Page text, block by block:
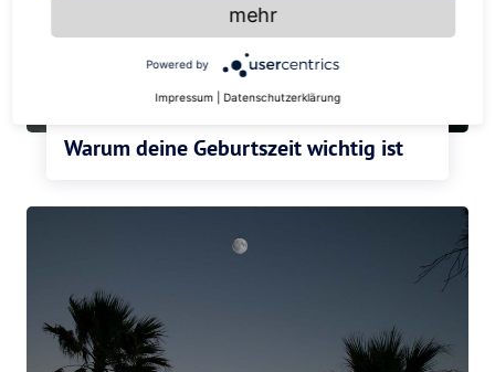
Warum deine Geburtszeit wichtig ist
mehr
Powered by
Impressum Datenschutzerklärung